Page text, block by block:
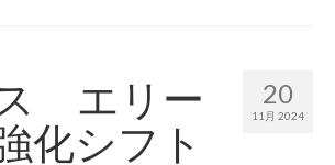
20
11月 2024
エリー
化シフト